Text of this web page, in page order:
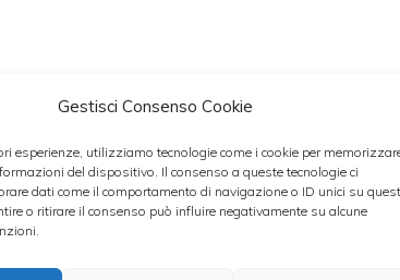
Gestisci Consenso Cookie
esperienze, utilizziamo tecnologie come i cookie per
del dispositivo. Il consenso a queste tecnologie ci
dati come il comportamento di navigazione o ID unici su
o ritirare il consenso può influire negativamente su alcune